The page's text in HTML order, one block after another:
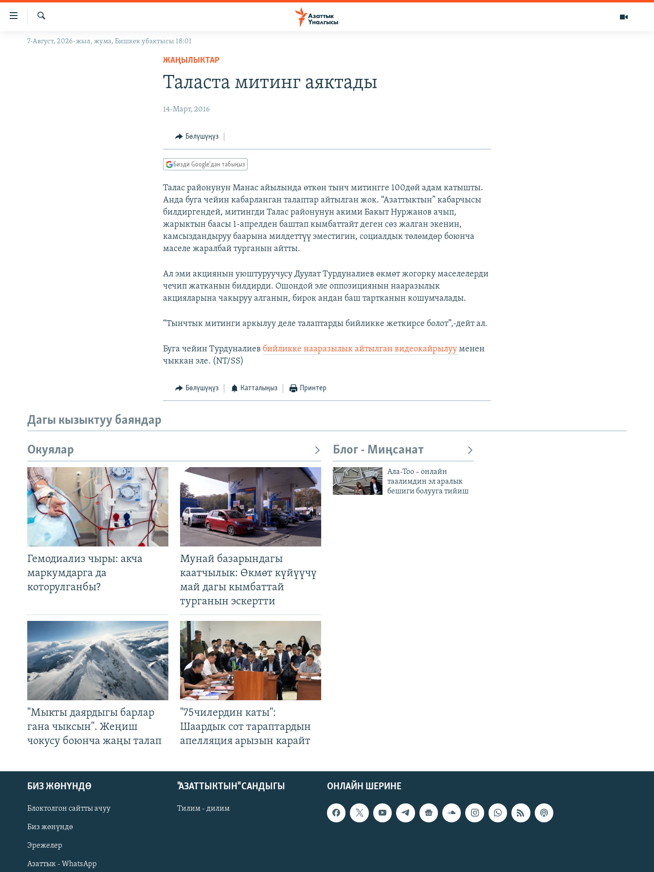
Линктер
Мазмунга
Навигацияга
ЖАҢЫЛЫКТАР
Русский
ОНЛАЙН ШЕРИНЕ
Издөө
7-Август, 2026-жыл, жума, Бишкек убактысы 18:01
ЖАҢЫЛЫКТАР
Таласта митинг аяктады
14-Март, 2016
Бөлүшүңүз
Бизди Google'дан табыңыз
Талас районунун Манас айылында өткөн тынч митингге 100дөй адам катышты.
Анда буга чейин кабарланган талаптар айтылган жок. “Азаттыктын” кабарчысы
билдиргендей, митингди Талас районунун акими Бакыт Нуржанов ачып,
жарыктын баасы 1-апрелден баштап кымбаттайт деген сөз жалган экенин,
камсыздандыруу баарына милдеттүү эместигин, социалдык төлөмдөр боюнча
маселе жаралбай турганын айтты.
Ал эми акциянын уюштуруучусу Дуулат Турдуналиев өкмөт жогорку маселелерди
чечип жатканын билдирди. Ошондой эле оппозициянын нааразылык
акцияларына чакыруу алганын, бирок андан баш тартканын кошумчалады.
“Тынчтык митинги аркылуу деле талаптарды бийликке жеткирсе болот”,-дейт ал.
Буга чейин Турдуналиев бийликке нааразылык айтылган видеокайрылууменен
чыккан эле. (NT/SS)
Бөлүшүңүз Катталыңыз Принтер
Дагы кызыктуу баяндар
Окуялар
Гемодиализ чыры: акча
маркумдарга да
которулганбы?
Мунай базарындагы
каатчылык: Өкмөт күйүүчү
май дагы кымбаттай
турганын эскертти
"Мыкты даярдыгы барлар
гана чыксын". Жеңиш
чокусу боюнча жаңы талап
"75чилердин каты":
Шаардык сот тараптардын
апелляция арызын карайт
Блог - Миңсанат
Ала-Тоо – онлайн
таалимдин эл аралык
бешиги болууга тийиш
ОНЛАЙН ШЕРИНЕ
БИЗ ЖӨНҮНДӨ
Блоктолгон сайтты ачуу
Биз жөнүндө
Эрежелер
Азаттык - WhatsApp
"АЗАТТЫКТЫН" САНДЫГЫ
Тилим - дилим